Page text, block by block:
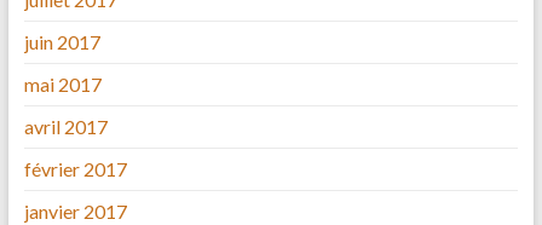
juin 2017
mai 2017
avril 2017
février 2017
janvier 2017